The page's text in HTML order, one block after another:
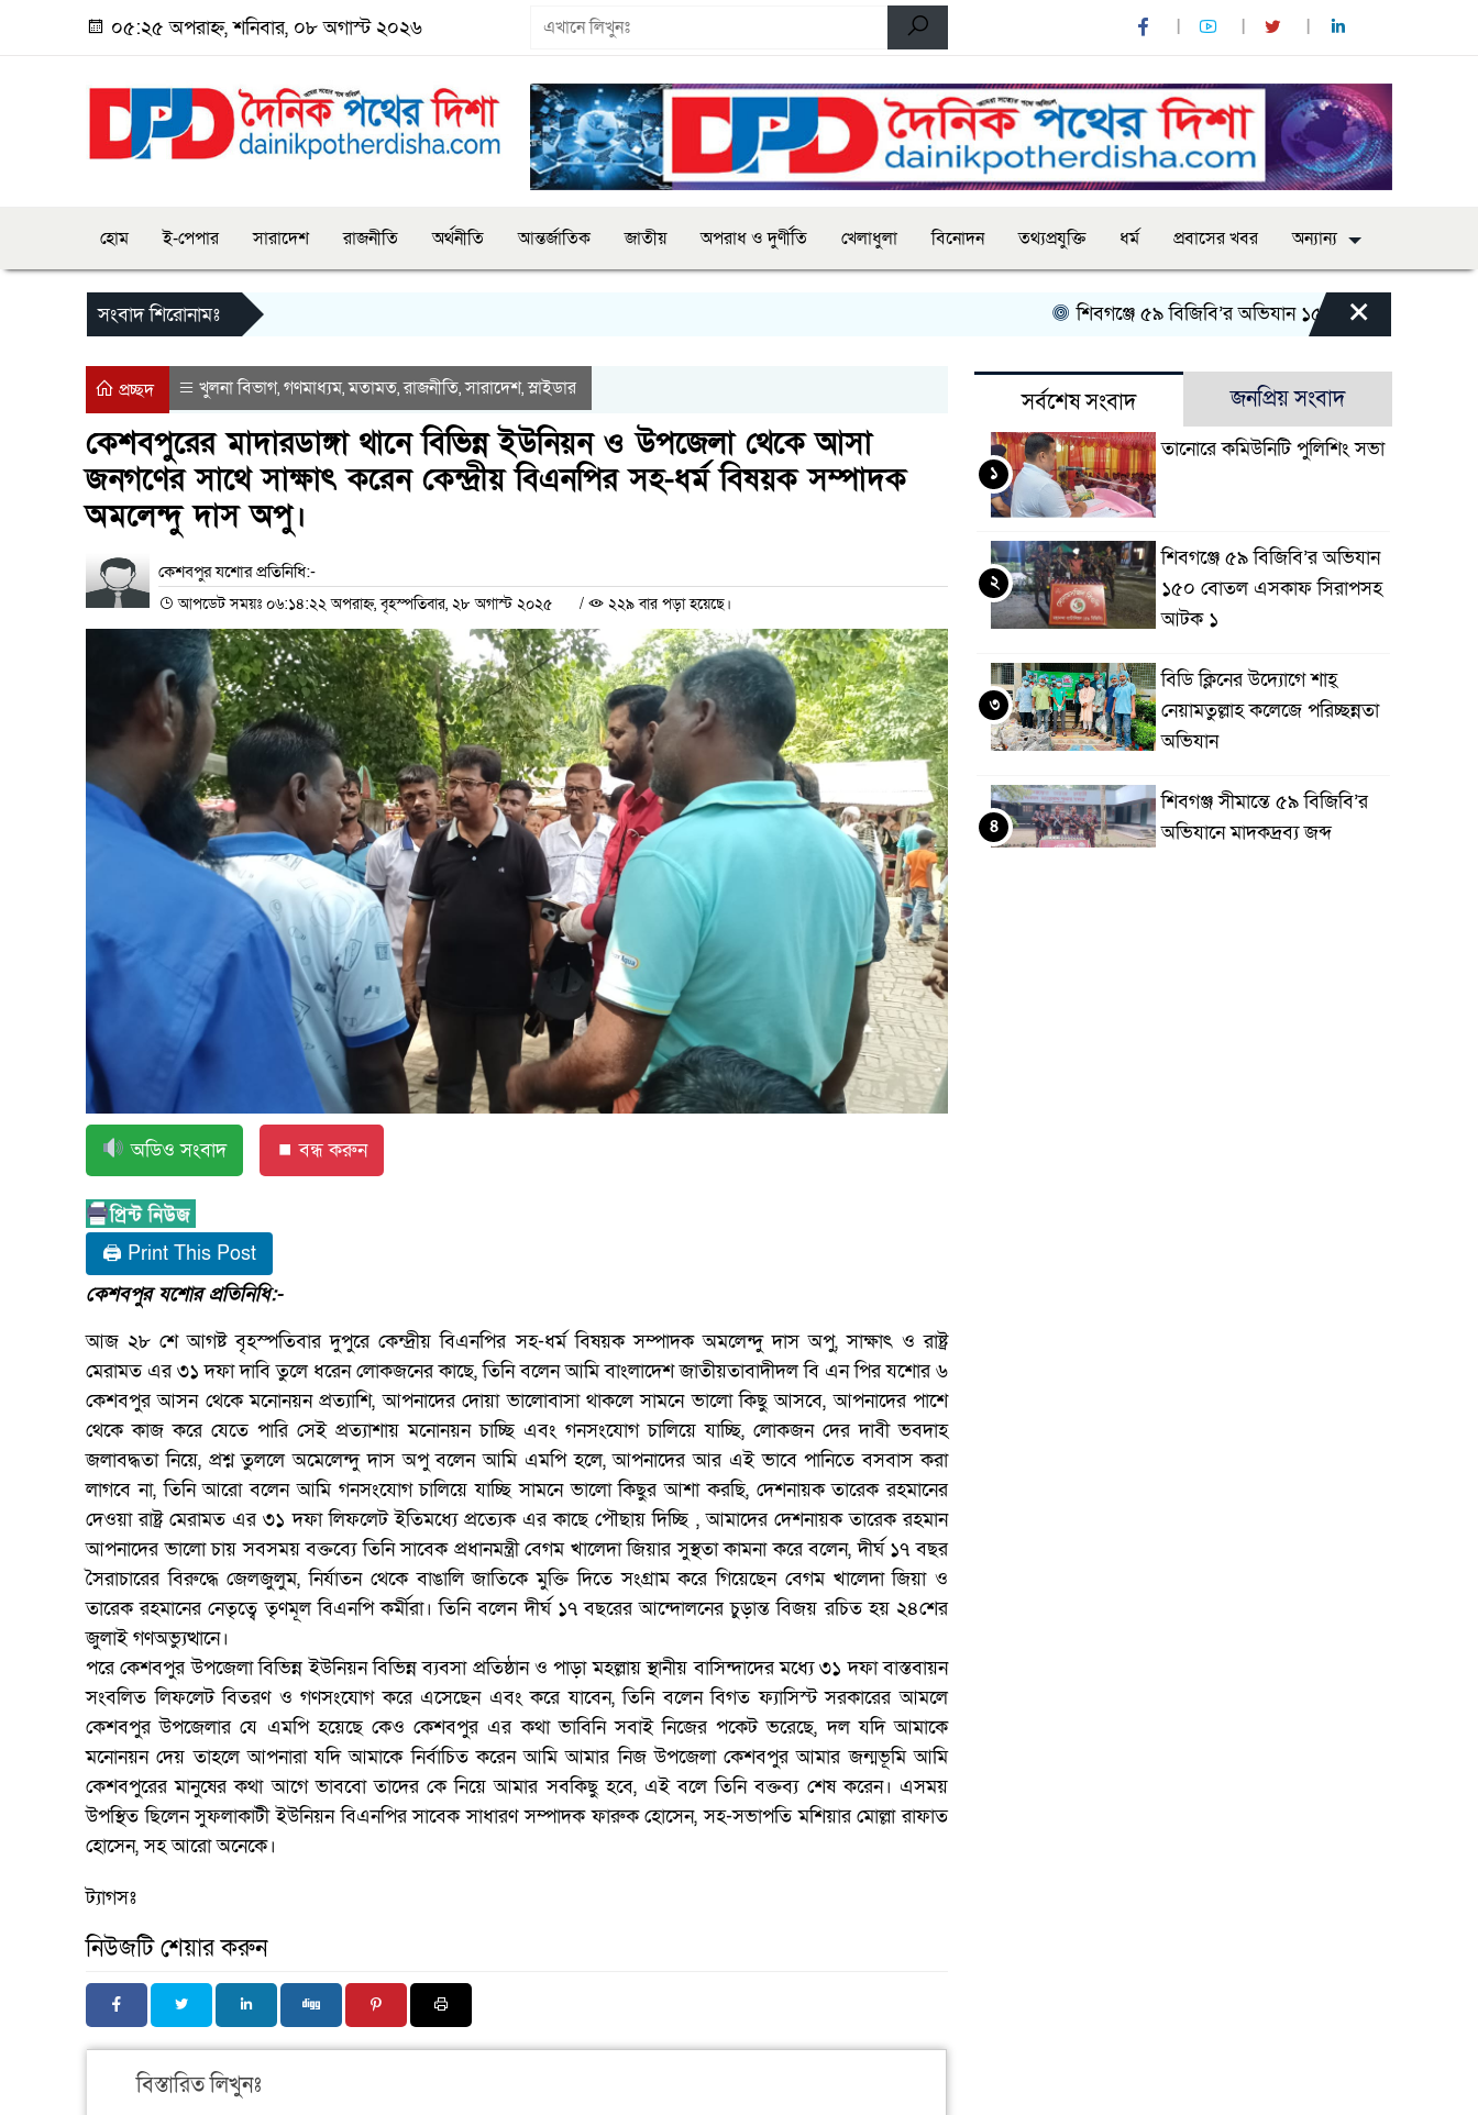
০৫:২৫ অপরাহ্ন, শনিবার, ০৮ অগাস্ট ২০২৬
হোম ই-পেপার সারাদেশ রাজনীতি অর্থনীতি আন্তর্জাতিক জাতীয় অপরাধ ও দুর্ণীতি খেলাধুলা বিনোদন তথ্যপ্রযুক্তি ধর্ম প্রবাসের খবর অন্যান্য
সংবাদ শিরোনামঃ শিবগঞ্জে ৫৯ বিজিবি’র অভিযান ১৫০ বোতল এসকাফ সিরাপসহ
×
প্রচ্ছদ খুলনা বিভাগ, গণমাধ্যম,মতামত,রাজনীতি,সারাদেশ,স্লাইডার
কেশবপুরের মাদারডাঙ্গা থানে বিভিন্ন ইউনিয়ন ও উপজেলা থেকে আসা
জনগণের সাথে সাক্ষাৎ করেন কেন্দ্রীয় বিএনপির সহ-ধর্ম বিষয়ক সম্পাদক
অমলেন্দু দাস অপু।
কেশবপুর যশোর প্রতিনিধি:-
আপডেট সময়ঃ ০৬:১৪:২২ অপরাহ্ন, বৃহস্পতিবার, ২৮ অগাস্ট ২০২৫ / ২২৯ বার পড়া হয়েছে।
অডিও সংবাদ ⏹ বন্ধ করুন
🖨 Print This Post
কেশবপুর যশোর প্রতিনিধি:-
আজ ২৮ শে আগষ্ট বৃহস্পতিবার দুপুরে কেন্দ্রীয় বিএনপির সহ-ধর্ম বিষয়ক সম্পাদক অমলেন্দু দাস অপু, সাক্ষাৎ ও রাষ্ট্র
মেরামত এর ৩১ দফা দাবি তুলে ধরেন লোকজনের কাছে, তিনি বলেন আমি বাংলাদেশ জাতীয়তাবাদীদল বি এন পির যশোর ৬
কেশবপুর আসন থেকে মনোনয়ন প্রত্যাশি, আপনাদের দোয়া ভালোবাসা থাকলে সামনে ভালো কিছু আসবে, আপনাদের পাশে
থেকে কাজ করে যেতে পারি সেই প্রত্যাশায় মনোনয়ন চাচ্ছি এবং গনসংযোগ চালিয়ে যাচ্ছি, লোকজন দের দাবী ভবদাহ
জলাবদ্ধতা নিয়ে, প্রশ্ন তুললে অমেলেন্দু দাস অপু বলেন আমি এমপি হলে, আপনাদের আর এই ভাবে পানিতে বসবাস করা
লাগবে না, তিনি আরো বলেন আমি গনসংযোগ চালিয়ে যাচ্ছি সামনে ভালো কিছুর আশা করছি, দেশনায়ক তারেক রহমানের
দেওয়া রাষ্ট্র মেরামত এর ৩১ দফা লিফলেট ইতিমধ্যে প্রত্যেক এর কাছে পৌছায় দিচ্ছি , আমাদের দেশনায়ক তারেক রহমান
আপনাদের ভালো চায় সবসময় বক্তব্যে তিনি সাবেক প্রধানমন্ত্রী বেগম খালেদা জিয়ার সুস্থতা কামনা করে বলেন, দীর্ঘ ১৭ বছর
সৈরাচারের বিরুদ্ধে জেলজুলুম, নির্যাতন থেকে বাঙালি জাতিকে মুক্তি দিতে সংগ্রাম করে গিয়েছেন বেগম খালেদা জিয়া ও
তারেক রহমানের নেতৃত্বে তৃণমূল বিএনপি কর্মীরা। তিনি বলেন দীর্ঘ ১৭ বছরের আন্দোলনের চুড়ান্ত বিজয় রচিত হয় ২৪শের
জুলাই গণঅভ্যুত্থানে।
পরে কেশবপুর উপজেলা বিভিন্ন ইউনিয়ন বিভিন্ন ব্যবসা প্রতিষ্ঠান ও পাড়া মহল্লায় স্থানীয় বাসিন্দাদের মধ্যে ৩১ দফা বাস্তবায়ন
সংবলিত লিফলেট বিতরণ ও গণসংযোগ করে এসেছেন এবং করে যাবেন, তিনি বলেন বিগত ফ্যাসিস্ট সরকারের আমলে
কেশবপুর উপজেলার যে এমপি হয়েছে কেও কেশবপুর এর কথা ভাবিনি সবাই নিজের পকেট ভরেছে, দল যদি আমাকে
মনোনয়ন দেয় তাহলে আপনারা যদি আমাকে নির্বাচিত করেন আমি আমার নিজ উপজেলা কেশবপুর আমার জন্মভূমি আমি
কেশবপুরের মানুষের কথা আগে ভাববো তাদের কে নিয়ে আমার সবকিছু হবে, এই বলে তিনি বক্তব্য শেষ করেন। এসময়
উপস্থিত ছিলেন সুফলাকাটী ইউনিয়ন বিএনপির সাবেক সাধারণ সম্পাদক ফারুক হোসেন, সহ-সভাপতি মশিয়ার মোল্লা রাফাত
হোসেন, সহ আরো অনেকে।
ট্যাগসঃ
নিউজটি শেয়ার করুন
বিস্তারিত লিখুনঃ
সর্বশেষ সংবাদ জনপ্রিয় সংবাদ
তানোরে কমিউনিটি পুলিশিং সভা
১
শিবগঞ্জে ৫৯ বিজিবি’র অভিযান
১৫০ বোতল এসকাফ সিরাপসহ
আটক ১
২
বিডি ক্লিনের উদ্যোগে শাহ্
নেয়ামতুল্লাহ কলেজে পরিচ্ছন্নতা
অভিযান
৩
শিবগঞ্জ সীমান্তে ৫৯ বিজিবি’র
অভিযানে মাদকদ্রব্য জব্দ
৪